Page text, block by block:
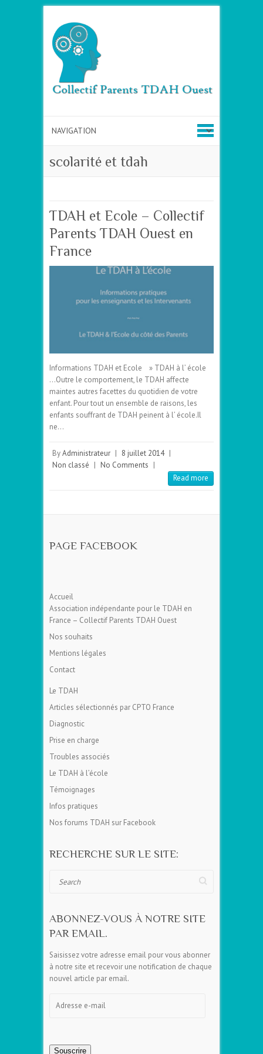
scolarité et tdah
TDAH et Ecole – Collectif
Parents TDAH Ouest en
France
Informations TDAH et Ecole » TDAH à l’ école
…Outre le comportement, le TDAH affecte
maintes autres facettes du quotidien de votre
enfant. Pour tout un ensemble de raisons, les
enfants souffrant de TDAH peinent à l’ école.Il
ne…
ByAdministrateur | 8 juillet 2014 |
Non classé | No Comments |
Read more
PAGE FACEBOOK
Accueil
Association indépendante pour le TDAH en
France – Collectif Parents TDAH Ouest
Nos souhaits
Mentions légales
Contact
Le TDAH
Articles sélectionnés par CPTO France
Diagnostic
Prise en charge
Troubles associés
Le TDAH à l’école
Témoignages
Infos pratiques
Nos forums TDAH sur Facebook
RECHERCHE SUR LE SITE:
ABONNEZ-VOUS À NOTRE SITE
PAR EMAIL.
Saisissez votre adresse email pour vous abonner
à notre site et recevoir une notification de chaque
nouvel article par email.
Souscrire